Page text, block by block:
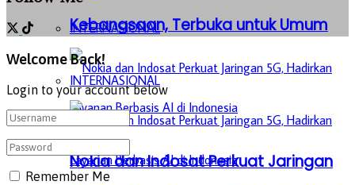
INTERNASIONAL
Nokia dan Indosat Perkuat Jaringan
Kebangsaan, Terbuka untuk Umum
INTERNASIONAL
Welcome Back!
Login to your account below
Remember Me